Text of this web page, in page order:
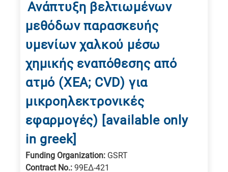
Ανάπτυξη βελτιωμένων
μεθόδων παρασκευής
υμενίων χαλκού μέσω
χημικής εναπόθεσης από
ατμό (ΧΕΑ; CVD) για
μικροηλεκτρονικές
εφαρμογές) [available only
in greek]
Funding Organization: GSRT
Contract No.: 99ΕΔ-421